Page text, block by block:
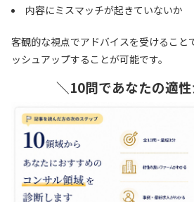
内容にミスマッチが起きていないか
客観的な視点でアドバイスを受けること
ッシュアップすることが可能です。
＼10問であなたの適